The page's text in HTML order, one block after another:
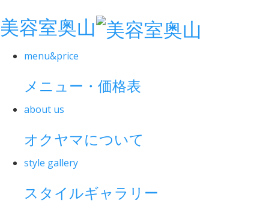
美容室奥山
menu&price
メニュー・価格表
about us
オクヤマについて
style gallery
スタイルギャラリー